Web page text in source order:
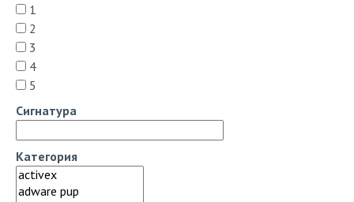
1
2
3
4
5
Сигнатура
Категория